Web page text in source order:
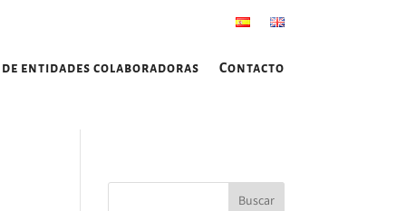
de entidades colaboradoras Contacto
Buscar